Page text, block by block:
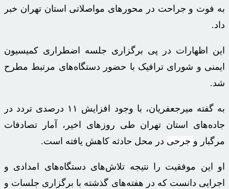
به فوت و جراحت در محورهای مواصلاتی استان تهران خبر
داد.
این اظهارات در پی برگزاری جلسه اضطراری کمیسیون
ایمنی و شورای ترافیک با حضور دستگاه‌های مرتبط مطرح
شد.
به گفته میرجعفریان
، با وجود افزایش ۱۱ درصدی تردد در
جاده‌های استان تهران طی روزهای اخیر، آمار تصادفات
مرگبار و جرحی در محل حادثه کاهش یافته است.
او این موفقیت را نتیجه تلاش‌های دستگاه‌های امدادی و
اجرایی دانست که در هفته‌های گذشته با برگزاری جلسات و